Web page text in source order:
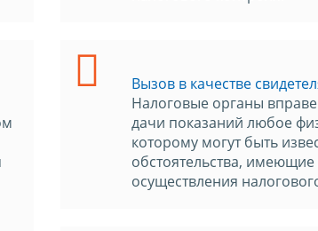
Вызов в качестве
Налоговые органы
дачи показаний любое
которому могут быть
обстоятельства,
осуществления